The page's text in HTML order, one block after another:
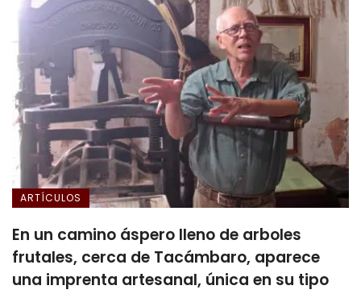
ARTÍCULOS
En un camino áspero lleno de arboles
frutales, cerca de Tacámbaro, aparece
una imprenta artesanal, única en su tipo